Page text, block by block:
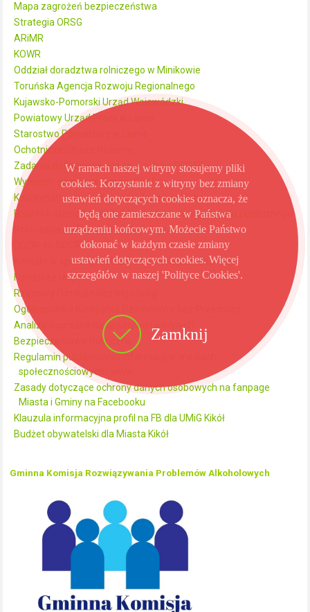
Mapa zagrożeń bezpieczeństwa
Strategia ORSG
ARiMR
KOWR
Oddział doradztwa rolniczego w Minikowie
Toruńska Agencja Rozwoju Regionalnego
Kujawsko-Pomorski Urząd Wojewódzki
Powiatowy Urząd Pracy w Lipnie
Starostwo Powiatowe w Lipnie
Ochotnicze Straże Pożarne
Zadania dofinansowane ze środków PFC FDS
Wynajem świetlic w Gminie Kikół
Koordynator ds. dostępności dane kontaktowe
Raport o stanie zapewniania dostępności podmiotu publicznego
Rekrutacja do Szkoły Inicjatyw Strażniczych
DOOR-to-DOOR
Kontakt w sprawie rozliczeń finansowych wod-kan
Fundusze unijne
Rządowy Fundusz Rozwoju Dróg
Ogólnopolska Kampania Dzieciństwo bez Przemocy
Analiza zagrożeń na obszarach wodnych
Bezpieczeństwo Publiczne
Regulamin publikowania informacji w mediach
społecznościowych i www
Zasady dotyczące ochrony danych osobowych na fanpage
Miasta i Gminy na Facebooku
Klauzula informacyjna profil na FB dla UMiG Kikół
Budżet obywatelski dla Miasta Kikół
Gminna Komisja Rozwiązywania Problemów Alkoholowych
Zamknij
W ramach naszej witryny stosujemy pliki
cookies. Korzystanie z witryny bez zmiany
ustawień dotyczących cookies oznacza, że
będą one zamieszczane w Państwa
urządzeniu końcowym. Możecie Państwo
dokonać w każdym czasie zmiany
ustawień dotyczących cookies. Więcej
szczegółów w naszej 'Polityce Cookies'.